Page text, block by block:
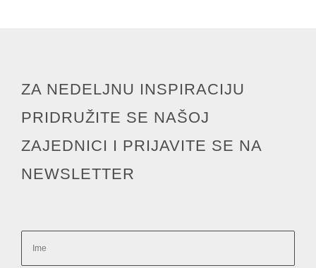
ZA NEDELJNU INSPIRACIJU
PRIDRUŽITE SE NAŠOJ
ZAJEDNICI I PRIJAVITE SE NA
NEWSLETTER